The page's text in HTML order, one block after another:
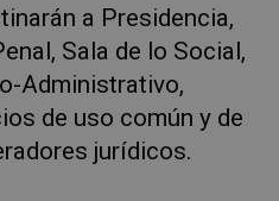
a Presidencia,
Sala de lo Social,
Administrativo,
de uso común y de
jurídicos.